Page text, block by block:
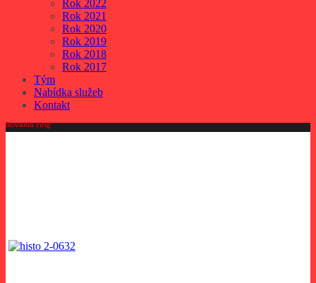
Rok 2022
Rok 2021
Rok 2020
Rok 2019
Rok 2018
Rok 2017
Tým
Nabídka služeb
Kontakt
Slovakia ring